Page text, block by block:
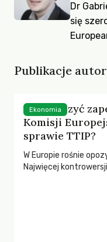
Dr
się
Publikacje
Czy wierzyć
Komisji
sprawie TTIP?
W Europie rośnie
Najwięcej
Ekonomia